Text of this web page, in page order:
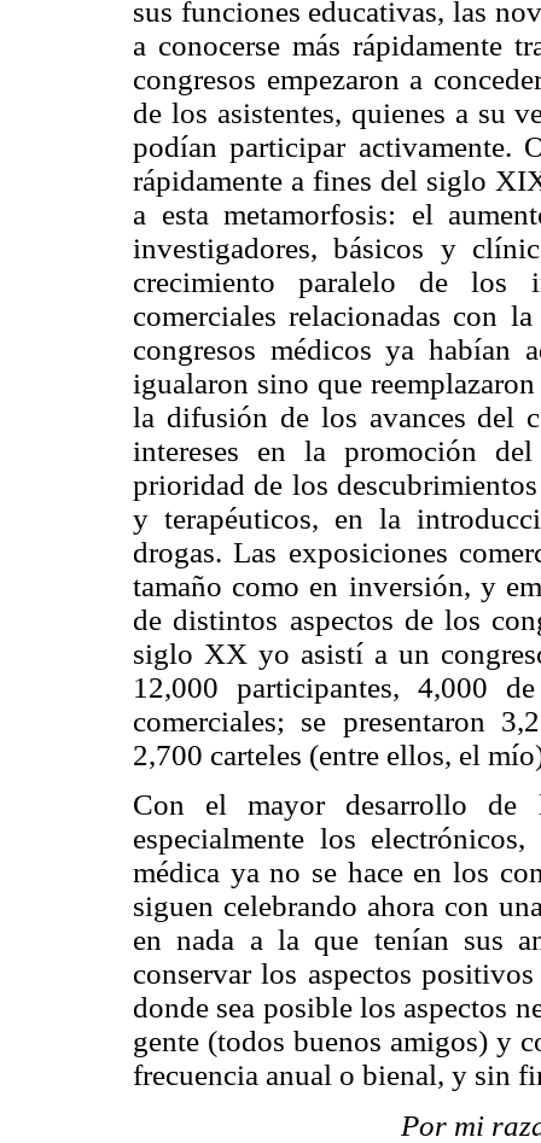
sus funciones educativas, las
a conocerse más rápidamente
congresos empezaron a
de los asistentes, quienes a su
podían participar activamente.
rápidamente a fines del siglo
a esta metamorfosis: el
investigadores, básicos y
crecimiento paralelo de los
comerciales relacionadas con
congresos médicos ya habían
igualaron sino que
la difusión de los avances del
intereses en la promoción
prioridad de los
y terapéuticos, en la
drogas. Las exposiciones
tamaño como en inversión, y
de distintos aspectos de los
siglo XX yo asistí a un
12,000 participantes, 4,000
comerciales; se presentaron
2,700 carteles (entre ellos, el
Con el mayor desarrollo de
especialmente los
médica ya no se hace en los
siguen celebrando ahora con
en nada a la que tenían sus
conservar los aspectos
donde sea posible los aspectos
gente (todos buenos amigos) y
frecuencia anual o bienal, y sin
Por mi